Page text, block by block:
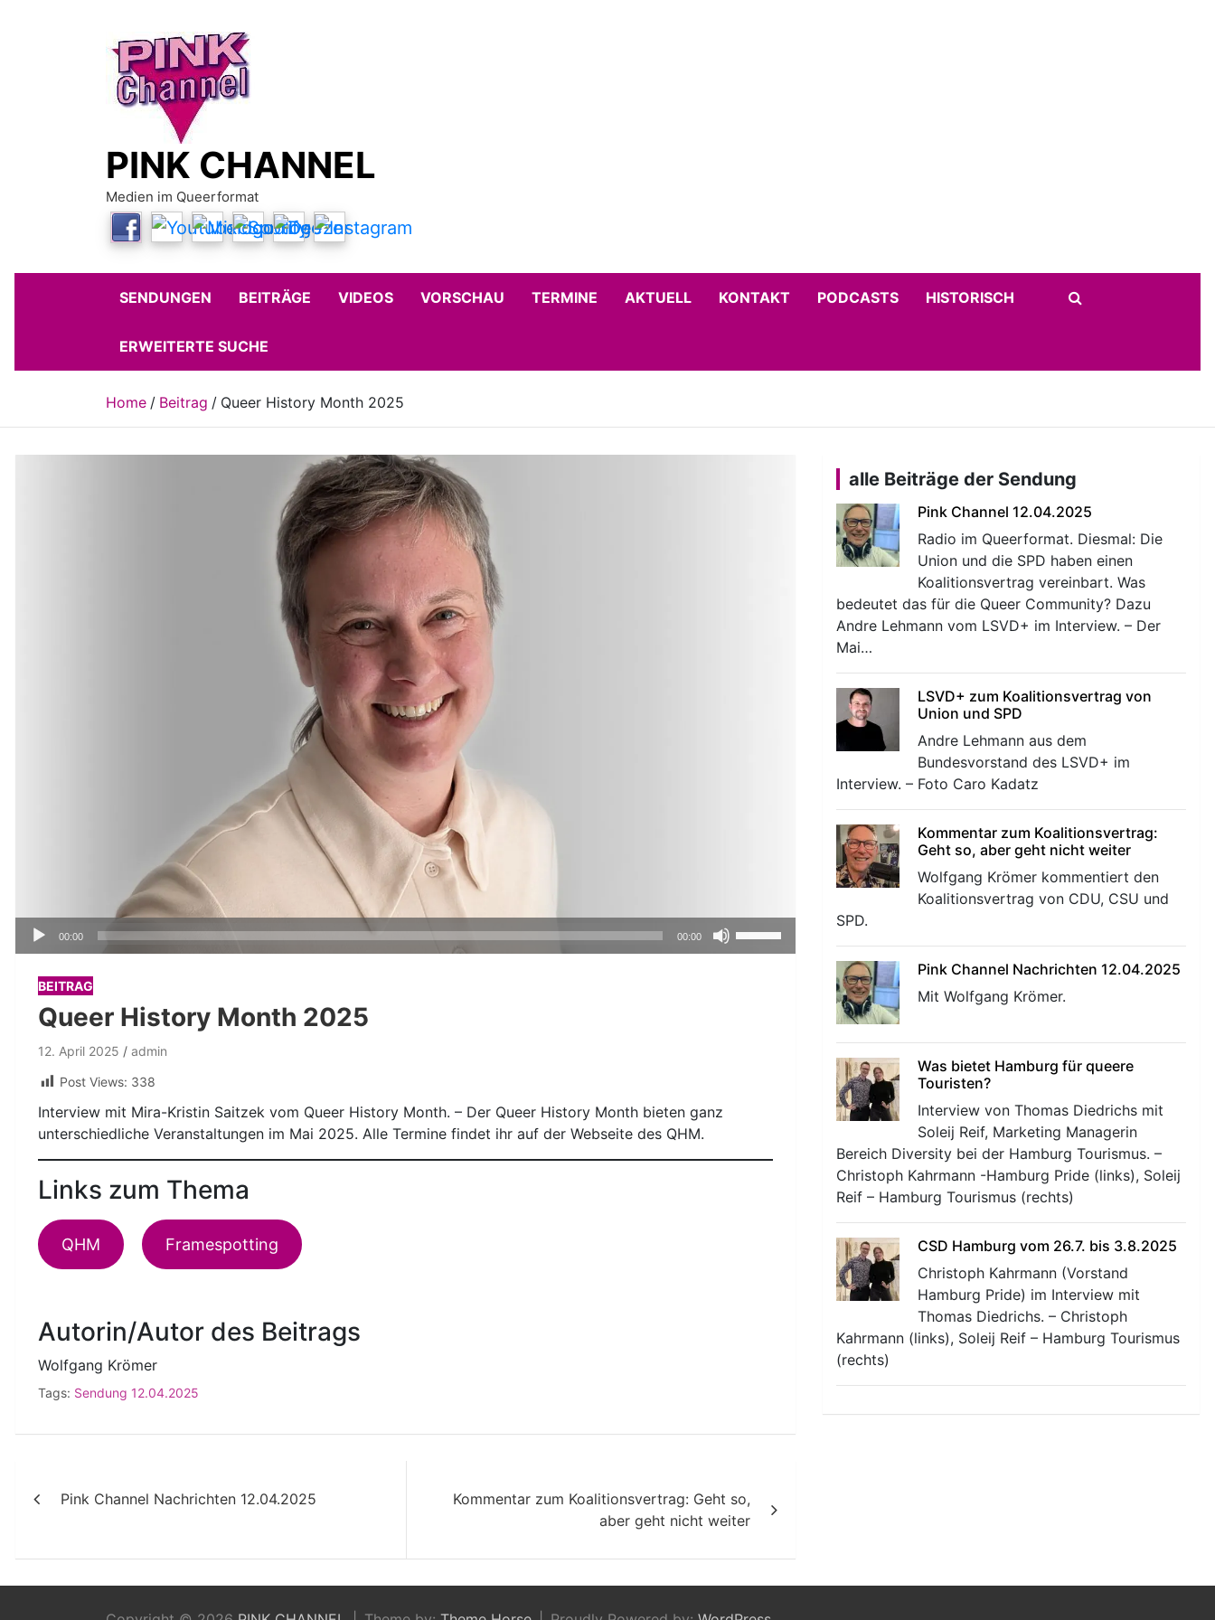
PINK CHANNEL
Medien im Queerformat
SENDUNGEN BEITRÄGE VIDEOS VORSCHAU TERMINE AKTUELL KONTAKT PODCASTS HISTORISCH
ERWEITERTE SUCHE
Home Beitrag Queer History Month 2025
Audio-
00:00 00:00
BEITRAG
Queer History Month 2025
12. April 2025
admin
Post Views: 338
Interview mit Mira-Kristin Saitzek vom Queer History Month. – Der Queer History Month bieten ganz
unterschiedliche Veranstaltungen im Mai 2025. Alle Termine findet ihr auf der Webseite des QHM.
Links zum Thema
QHM Framespotting
Autorin/Autor des Beitrags
Wolfgang Krömer
Tags: Sendung 12.04.2025
Pink Channel Nachrichten 12.04.2025
Kommentar zum Koalitionsvertrag: Geht so,
aber geht nicht weiter
alle Beiträge der Sendung
Pink Channel 12.04.2025
Radio im Queerformat. Diesmal: Die
Union und die SPD haben einen
Koalitionsvertrag vereinbart. Was
bedeutet das für die Queer Community? Dazu
Andre Lehmann vom LSVD+ im Interview. – Der
Mai…
LSVD+ zum Koalitionsvertrag von
Union und SPD
Andre Lehmann aus dem
Bundesvorstand des LSVD+ im
Interview. – Foto Caro Kadatz
Kommentar zum Koalitionsvertrag:
Geht so, aber geht nicht weiter
Wolfgang Krömer kommentiert den
Koalitionsvertrag von CDU, CSU und
SPD.
Pink Channel Nachrichten 12.04.2025
Mit Wolfgang Krömer.
Was bietet Hamburg für queere
Touristen?
Interview von Thomas Diedrichs mit
Soleij Reif, Marketing Managerin
Bereich Diversity bei der Hamburg Tourismus. –
Christoph Kahrmann -Hamburg Pride (links), Soleij
Reif – Hamburg Tourismus (rechts)
CSD Hamburg vom 26.7. bis 3.8.2025
Christoph Kahrmann (Vorstand
Hamburg Pride) im Interview mit
Thomas Diedrichs. – Christoph
Kahrmann (links), Soleij Reif – Hamburg Tourismus
(rechts)